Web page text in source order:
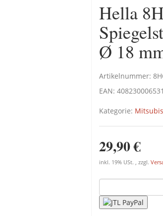
Hella
Ø 18
Artikelnummer:
EAN:
Kategorie:
29,90 €
inkl. 19% USt. , zzgl.